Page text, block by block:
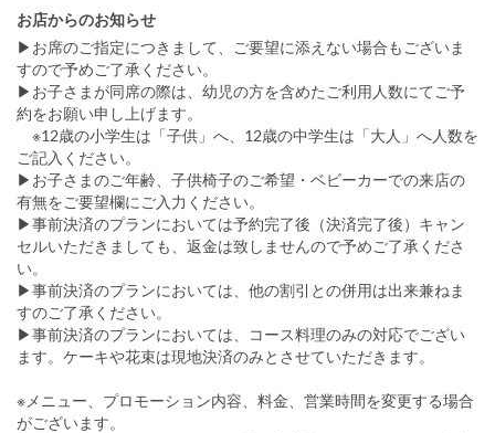
お店からのお知らせ
▶お席のご指定につきまして、ご要望に添えない場合もございま
すので予めご了承ください。
▶お子さまが同席の際は、幼児の方を含めたご利用人数にてご予
約をお願い申し上げます。
※12歳の小学生は「子供」へ、12歳の中学生は「大人」へ人数を
ご記入ください。
▶お子さまのご年齢、子供椅子のご希望・ベビーカーでの来店の
有無をご要望欄にご入力ください。
▶事前決済のプランにおいては予約完了後（決済完了後）キャン
セルいただきましても、返金は致しませんので予めご了承くださ
い。
▶事前決済のプランにおいては、他の割引との併用は出来兼ねま
すのご了承ください。
▶事前決済のプランにおいては、コース料理のみの対応でござい
ます。ケーキや花束は現地決済のみとさせていただきます。
※メニュー、プロモーション内容、料金、営業時間を変更する場合
がございます。